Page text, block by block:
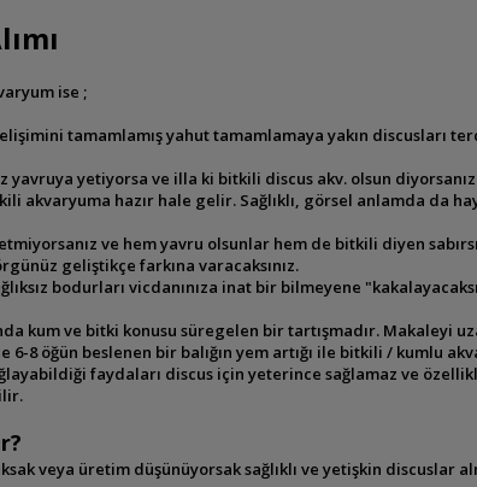
ise ;
tamamlamış yahut tamamlamaya yakın discusları
yavruya yetiyorsa ve illa ki bitkili discus akv. olsun
akvaryuma hazır hale gelir. Sağlıklı, görsel anlamda da
ve hem yavru olsunlar hem de bitkili diyen
geliştikçe farkına varacaksınız.
bodurları vicdanınıza inat bir bilmeyene
kum ve bitki konusu süregelen bir tartışmadır. Makaleyi
6-8 öğün beslenen bir balığın yem artığı ile bitkili / kumlu
faydaları discus için yeterince sağlamaz ve
veya üretim düşünüyorsak sağlıklı ve yetişkin discuslar